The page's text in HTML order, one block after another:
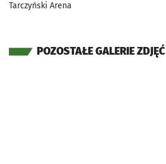
Tarczyński Arena
POZOSTAŁE GALERIE ZDJĘĆ